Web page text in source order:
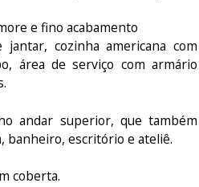
e fino acabamento
jantar, cozinha americana com
área de serviço com armário
andar superior, que também
banheiro, escritório e ateliê.
coberta.